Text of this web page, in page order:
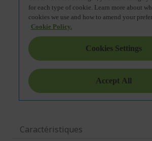
Caractéristiques